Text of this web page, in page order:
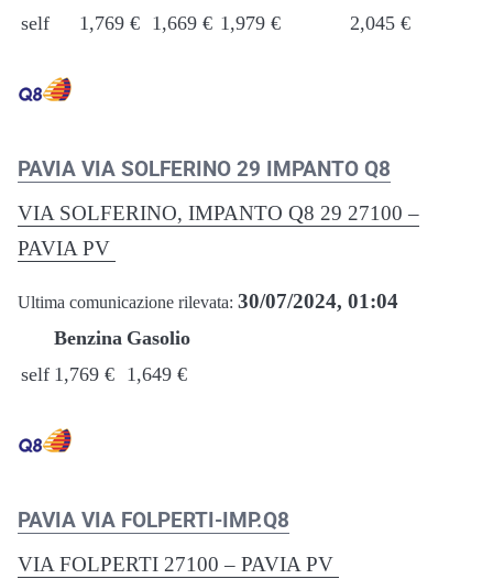
self
1,769 € 1,669 € 1,979 € 2,045 €
PAVIA VIA SOLFERINO 29 IMPANTO Q8
VIA SOLFERINO, IMPANTO Q8 29 27100 –
PAVIA PV
Ultima comunicazione rilevata: 30/07/2024, 01:04
Benzina Gasolio
self 1,769 € 1,649 €
PAVIA VIA FOLPERTI-IMP.Q8
VIA FOLPERTI 27100 – PAVIA PV